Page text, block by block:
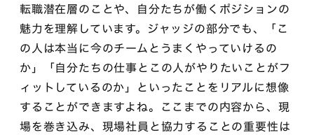
転職潜在層のことや、自分たちが働くポジションの
魅力を理解しています。ジャッジの部分でも、「こ
の人は本当に今のチームとうまくやっていけるの
か」「自分たちの仕事とこの人がやりたいことがフ
ィットしているのか」といったことをリアルに想像
することができますよね。ここまでの内容から、現
場を巻き込み、現場社員と協力することの重要性は